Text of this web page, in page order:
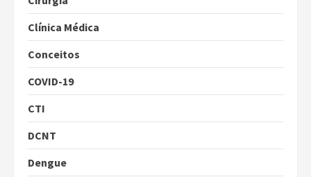
Clínica Médica
Conceitos
COVID-19
CTI
DCNT
Dengue